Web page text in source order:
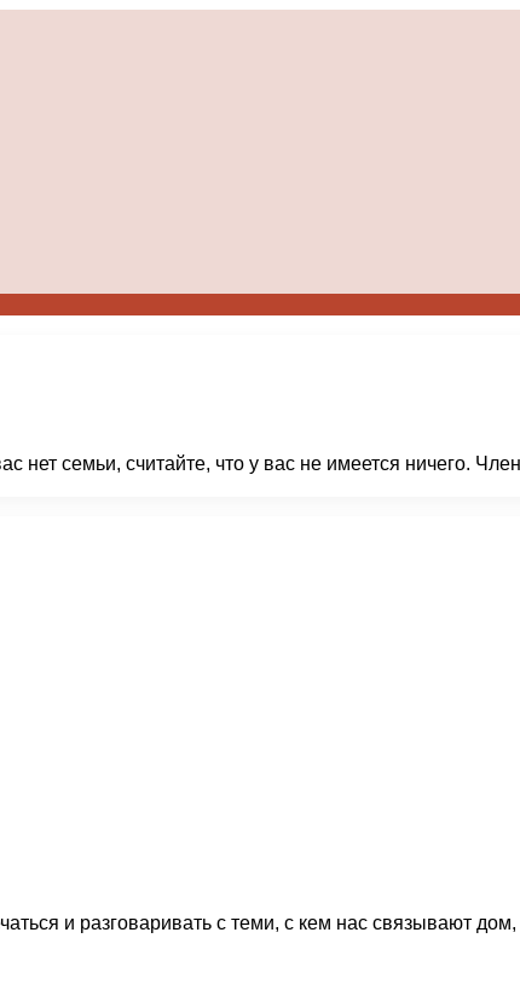
нет семьи, считайте, что у вас не имеется ничего.
и разговаривать с теми, с кем нас связывают